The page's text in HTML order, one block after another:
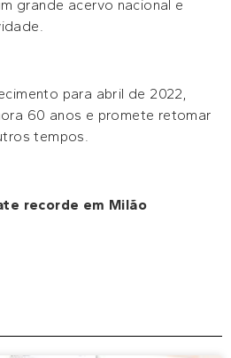
grande acervo nacional e
para abril de 2022,
60 anos e promete retomar
tempos.
recorde em Milão